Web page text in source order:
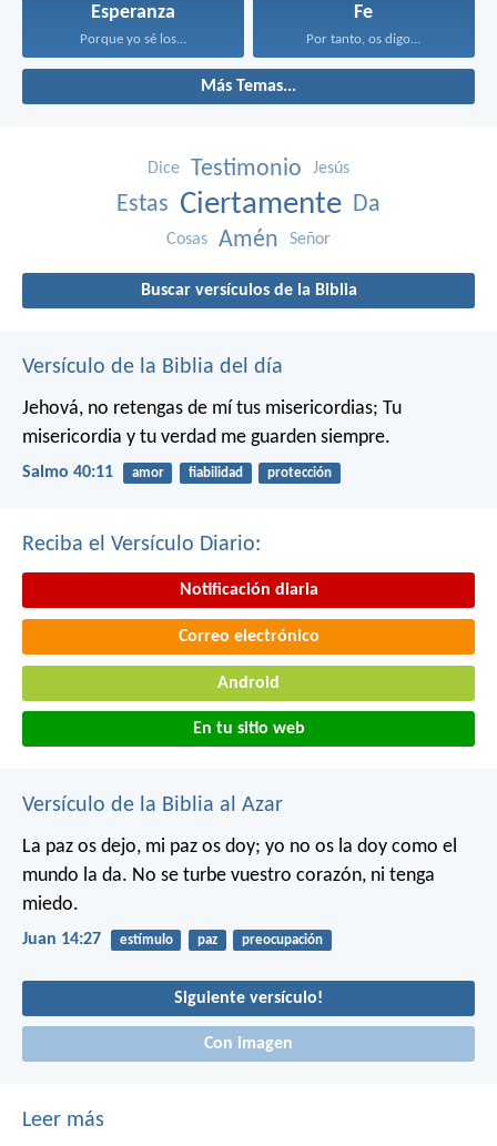
Esperanza
Porque yo sé los...
Fe
Por tanto, os digo...
Más Temas...
Dice Testimonio Jesús
Estas Ciertamente Da
Cosas Amén Señor
Buscar versículos de la Biblia
Versículo de la Biblia del día
Jehová, no retengas de mí tus misericordias; Tu
misericordia y tu verdad me guarden siempre.
Salmo 40:11 amor fiabilidad protección
Reciba el Versículo Diario:
Notificación diaria
Correo electrónico
Android
En tu sitio web
Versículo de la Biblia al Azar
La paz os dejo, mi paz os doy; yo no os la doy como el
mundo la da. No se turbe vuestro corazón, ni tenga
miedo.
Juan 14:27 estímulo paz preocupación
Siguiente versículo!
Con imagen
Leer más